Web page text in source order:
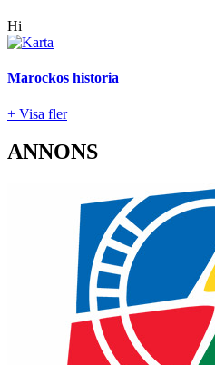
Hi
Marockos historia
+ Visa fler
ANNONS